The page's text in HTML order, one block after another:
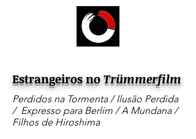
Estrangeiros noTrümmerfilm
Perdidos na Tormenta / Ilusão Perdida
/ Expresso para Berlim / A Mundana /
Filhos de Hiroshima